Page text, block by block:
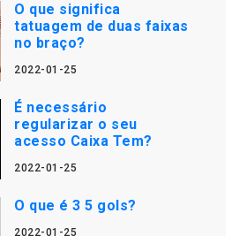
O que significa
tatuagem de duas faixas
no braço?
2022-01-25
É necessário
regularizar o seu
acesso Caixa Tem?
2022-01-25
O que é 3 5 gols?
2022-01-25